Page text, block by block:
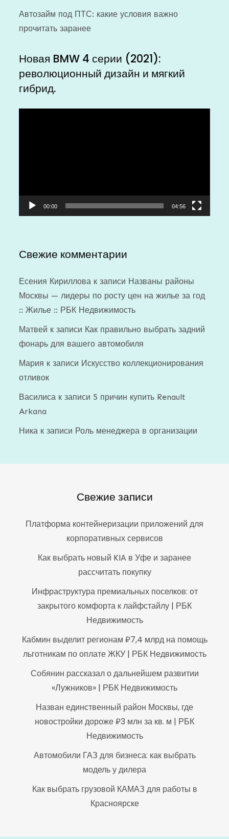
Автозайм под ПТС: какие условия важно
прочитать заранее
Новая BMW 4 серии (2021):
революционный дизайн и мягкий
гибрид.
00:00 04:56
Свежие комментарии
Есения Кириллова к записи Названы районы
Москвы — лидеры по росту цен на жилье за год
:: Жилье :: РБК Недвижимость
Матвей к записи Как правильно выбрать задний
фонарь для вашего автомобиля
Мария к записи Искусство коллекционирования
отливок
Василиса к записи 5 причин купить Renault
Arkana
Ника к записи Роль менеджера в организации
Свежие записи
Платформа контейнеризации приложений для
корпоративных сервисов
Как выбрать новый KIA в Уфе и заранее
рассчитать покупку
Инфраструктура премиальных поселков: от
закрытого комфорта к лайфстайлу | РБК
Недвижимость
Кабмин выделит регионам ₽7,4 млрд на помощь
льготникам по оплате ЖКУ | РБК Недвижимость
Собянин рассказал о дальнейшем развитии
«Лужников» | РБК Недвижимость
Назван единственный район Москвы, где
новостройки дороже ₽3 млн за кв. м | РБК
Недвижимость
Автомобили ГАЗ для бизнеса: как выбрать
модель у дилера
Как выбрать грузовой КАМАЗ для работы в
Красноярске